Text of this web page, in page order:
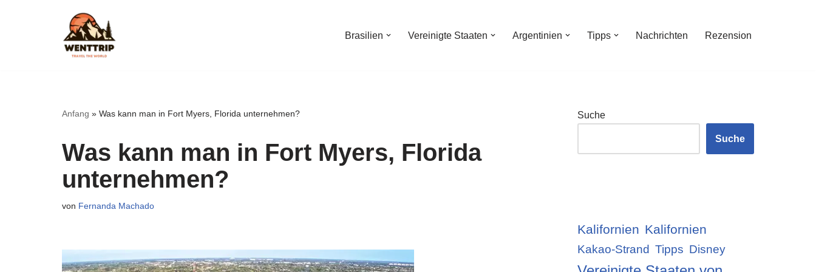
Brasilien Vereinigte Staaten Argentinien Tipps Nachrichten Rezension
Anfang » Was kann man in Fort Myers, Florida unternehmen?
Was kann man in Fort Myers, Florida
unternehmen?
von Fernanda Machado
Suche
Suche
Kalifornien Kalifornien
Kakao-Strand Tipps Disney